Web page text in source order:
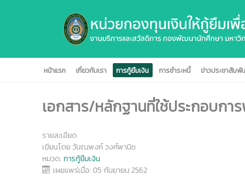
หน้าแรก เกี่ยวกับเรา การกู้ยืมเงิน การชำระหนี้ ข่าวประชาสัมพั
เอกสาร/หลักฐานที่ใช้ประกอบกา
รายละเอียด
เขียนโดย วันณพงค์ วงศ์พานิช
หมวด: การกู้ยืมเงิน
เผยแพร่เมื่อ: 05 กันยายน 2562